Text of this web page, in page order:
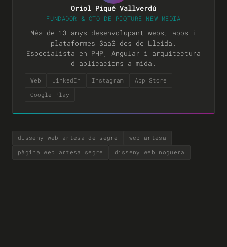
Oriol Piqué Vallverdú
FUNDADOR & CTO DE PIQTURE NEW MEDIA
Més de 13 anys desenvolupant webs, apps i
plataformes SaaS des de Lleida.
Especialista en PHP, Angular i arquitectura
d'aplicacions a mida.
Web LinkedIn Instagram
App Store
Google Play
disseny web artesa de segre web artesa
pàgina web artesa segre disseny web noguera